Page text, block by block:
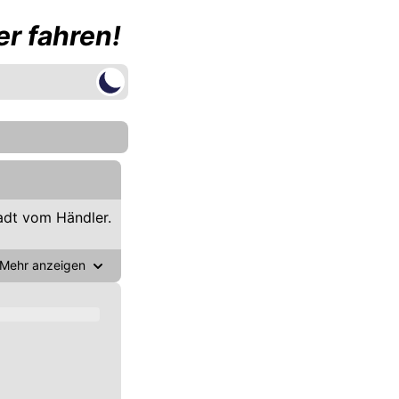
fahren!
vom Händler.
Mehr anzeigen